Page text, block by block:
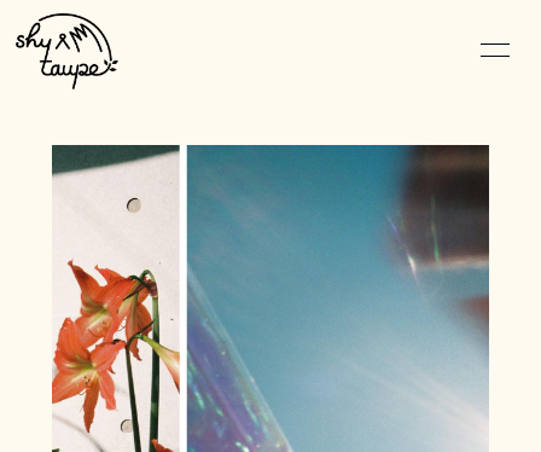
SCHEDULE
DISCOGRAPHY
VIDEO